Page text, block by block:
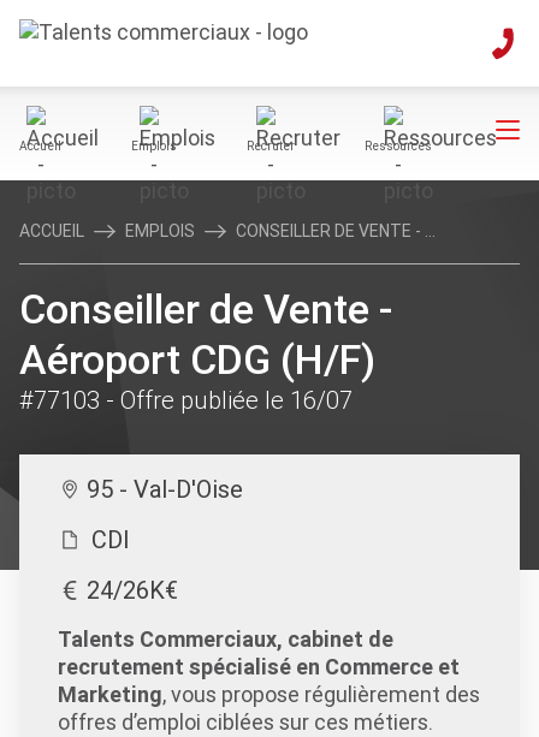
Accueil Emplois Recruter Ressources
ACCUEIL EMPLOIS CONSEILLER DE VENTE - ...
Conseiller de Vente -
Aéroport CDG (H/F)
#77103 - Offre publiée le 16/07
95 - Val-D'Oise
CDI
24/26K€
Talents Commerciaux, cabinet de
recrutement spécialisé en Commerce et
Marketing, vous propose régulièrement des
offres d’emploi ciblées sur ces métiers.